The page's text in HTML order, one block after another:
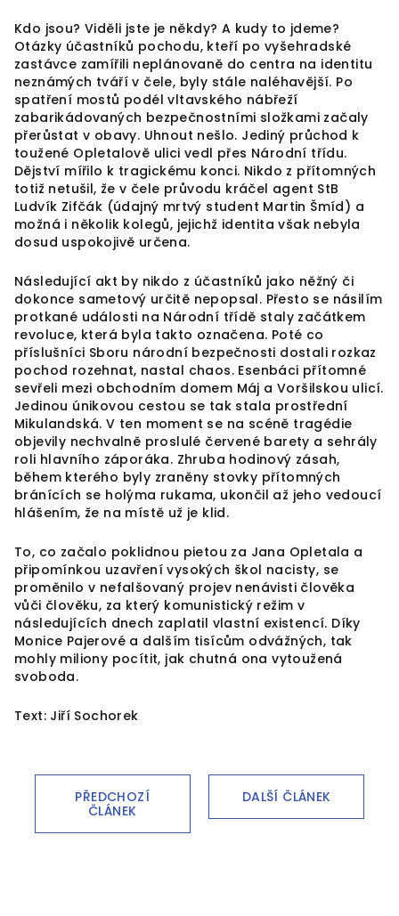
Kdo jsou? Viděli jste je někdy? A kudy to jdeme?
Otázky účastníků pochodu, kteří po vyšehradské
zastávce zamířili neplánovaně do centra na identitu
neznámých tváří v čele, byly stále naléhavější. Po
spatření mostů podél vltavského nábřeží
zabarikádovaných bezpečnostními složkami začaly
přerůstat v obavy. Uhnout nešlo. Jediný průchod k
toužené Opletalově ulici vedl přes Národní třídu.
Dějství mířilo k tragickému konci. Nikdo z přítomných
totiž netušil, že v čele průvodu kráčel agent StB
Ludvík Zifčák (údajný mrtvý student Martin Šmíd) a
možná i několik kolegů, jejichž identita však nebyla
dosud uspokojivě určena.
Následující akt by nikdo z účastníků jako něžný či
dokonce sametový určitě nepopsal. Přesto se násilím
protkané události na Národní třídě staly začátkem
revoluce, která byla takto označena. Poté co
příslušníci Sboru národní bezpečnosti dostali rozkaz
pochod rozehnat, nastal chaos. Esenbáci přítomné
sevřeli mezi obchodním domem Máj a Voršilskou ulicí.
Jedinou únikovou cestou se tak stala prostřední
Mikulandská. V ten moment se na scéně tragédie
objevily nechvalně proslulé červené barety a sehrály
roli hlavního záporáka. Zhruba hodinový zásah,
během kterého byly zraněny stovky přítomných
bránících se holýma rukama, ukončil až jeho vedoucí
hlášením, že na místě už je klid.
To, co začalo poklidnou pietou za Jana Opletala a
připomínkou uzavření vysokých škol nacisty, se
proměnilo v nefalšovaný projev nenávisti člověka
vůči člověku, za který komunistický režim v
následujících dnech zaplatil vlastní existencí. Díky
Monice Pajerové a dalším tisícům odvážných, tak
mohly miliony pocítit, jak chutná ona vytoužená
svoboda.
Text: Jiří Sochorek
PŘEDCHOZÍ
ČLÁNEK
DALŠÍ ČLÁNEK